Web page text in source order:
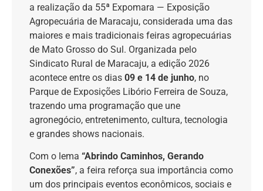
a realização da 55ª Expomara — Exposição
Agropecuária de Maracaju, considerada uma das
maiores e mais tradicionais feiras agropecuárias
de Mato Grosso do Sul. Organizada pelo
Sindicato Rural de Maracaju, a edição 2026
acontece entre os dias 09 e 14 de junho, no
Parque de Exposições Libório Ferreira de Souza,
trazendo uma programação que une
agronegócio, entretenimento, cultura, tecnologia
e grandes shows nacionais.
Com o lema “Abrindo Caminhos, Gerando
Conexões”, a feira reforça sua importância como
um dos principais eventos econômicos, sociais e